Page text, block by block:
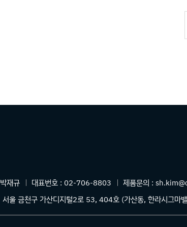
박재규 대표번호 : 02-706-8803
제품문의 :
주소
서울 금천구 가산디지털2로 53, 404호 (가산동, 한라시그마